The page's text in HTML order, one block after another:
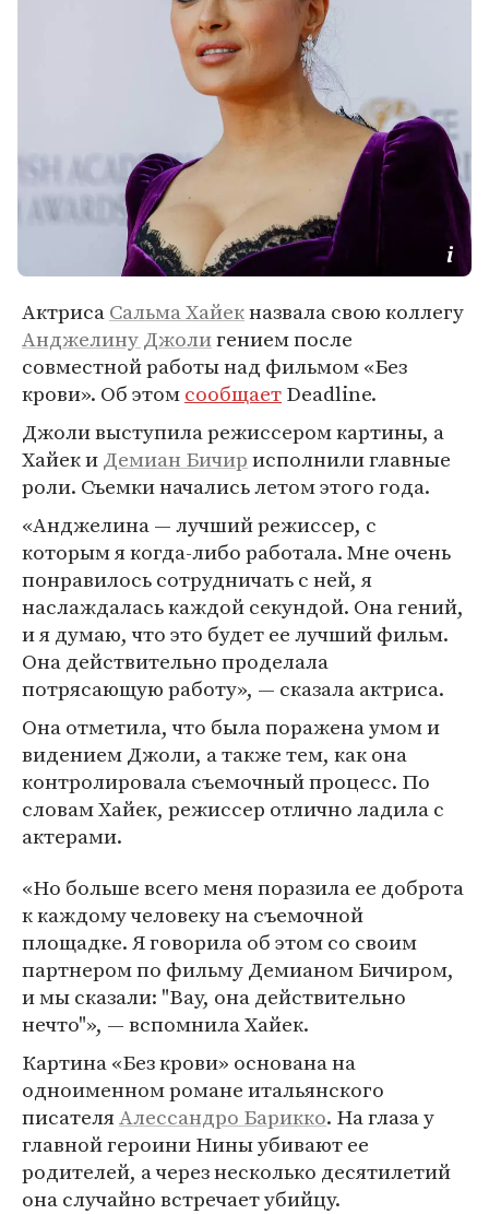
АктрисаСальма Хайекназвала свою коллегу
Анджелину Джолигением после
совместной работы над фильмом «Без
крови». Об этомсообщаетDeadline.
Джоли выступила режиссером картины, а
Хайек иДемиан Бичирисполнили главные
роли. Съемки начались летом этого года.
«Анджелина — лучший режиссер, с
которым я когда-либо работала. Мне очень
понравилось сотрудничать с ней, я
наслаждалась каждой секундой. Она гений,
и я думаю, что это будет ее лучший фильм.
Она действительно проделала
потрясающую работу», — сказала актриса.
Она отметила, что была поражена умом и
видением Джоли, а также тем, как она
контролировала съемочный процесс. По
словам Хайек, режиссер отлично ладила с
актерами.
«Но больше всего меня поразила ее доброта
к каждому человеку на съемочной
площадке. Я говорила об этом со своим
партнером по фильму Демианом Бичиром,
и мы сказали: "Вау, она действительно
нечто"», — вспомнила Хайек.
Картина «Без крови» основана на
одноименном романе итальянского
писателяАлессандро Барикко. На глаза у
главной героини Нины убивают ее
родителей, а через несколько десятилетий
она случайно встречает убийцу.